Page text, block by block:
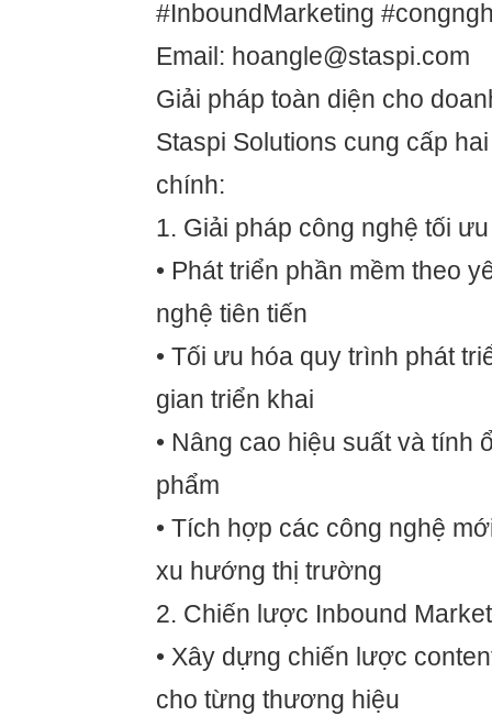
#InboundMarketing
Email: hoangle@staspi.com
Giải pháp toàn diện cho
Staspi Solutions cung cấp
chính:
1. Giải pháp công nghệ tối ưu
• Phát triển phần mềm theo
nghệ tiên tiến
• Tối ưu hóa quy trình phát
gian triển khai
• Nâng cao hiệu suất và tính
phẩm
• Tích hợp các công nghệ
xu hướng thị trường
2. Chiến lược Inbound
• Xây dựng chiến lược
cho từng thương hiệu